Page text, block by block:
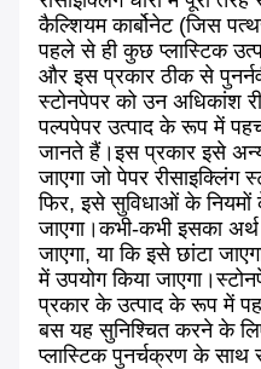
कैल्शियम कार्बोनेट (जिस
पहले से ही कुछ प्लास्टिक
और इस प्रकार ठीक से
स्टोनपेपर को उन अधिकांश
पल्पपेपर उत्पाद के रूप में
जानते हैं।इस प्रकार इसे
जाएगा जो पेपर रीसाइक्लिंग
फिर, इसे सुविधाओं के नियमों
जाएगा।कभी-कभी इसका
जाएगा, या कि इसे छांटा
में उपयोग किया
प्रकार के उत्पाद के रूप में
बस यह सुनिश्चित करने के
प्लास्टिक पुनर्चक्रण के साथ